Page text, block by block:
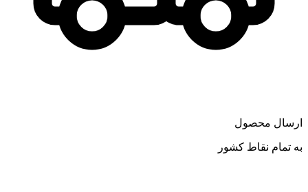
ارسال محصول
به تمام نقاط کشور